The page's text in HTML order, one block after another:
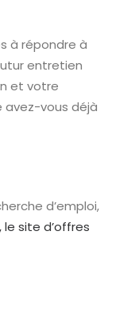
à répondre à
entretien
et votre
avez-vous déjà
d’emploi,
le site d’offres